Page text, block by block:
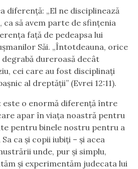
diferență: „El ne disciplinează
să avem parte de sfinţenia
față de pedeapsa lui
Săi. „Întotdeauna, orice
dureroasă decât
cei care au fost disciplinaţi
al dreptăţii” (Evrei 12:11).
este o enormă diferență între
apar în viața noastră pentru
pentru binele nostru pentru a
ca și copii iubiți – și acea
unde, pur și simplu,
și experimentăm judecata lui